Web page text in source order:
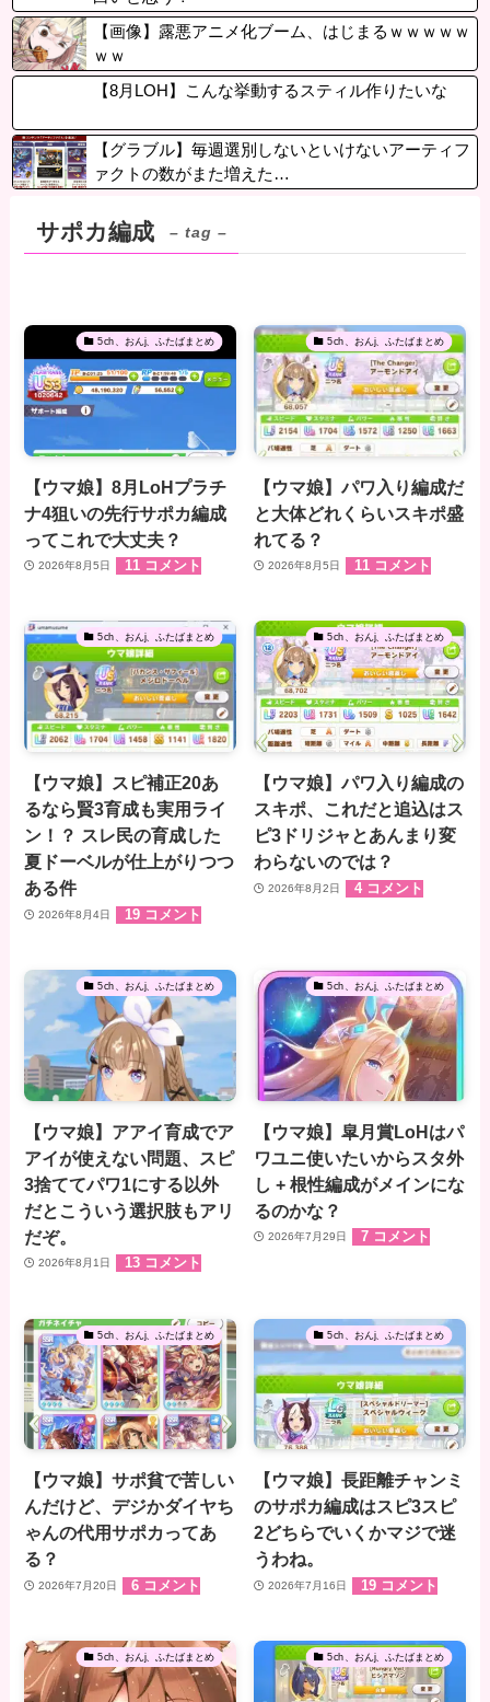
【画像】露悪アニメ化ブーム、はじまるｗｗｗｗｗ
ｗｗ
【8月LOH】こんな挙動するスティル作りたいな
【グラブル】毎週選別しないといけないアーティフ
ァクトの数がまた増えた…
サポカ編成 – tag –
5ch、おんj、ふたばまとめ
【ウマ娘】8月LoHプラチ
ナ4狙いの先行サポカ編成
ってこれで大丈夫？
2026年8月5日 11 コメント
5ch、おんj、ふたばまとめ
【ウマ娘】パワ入り編成だ
と大体どれくらいスキポ盛
れてる？
2026年8月5日 11 コメント
5ch、おんj、ふたばまとめ
【ウマ娘】スピ補正20あ
るなら賢3育成も実用ライ
ン！？ スレ民の育成した
夏ドーベルが仕上がりつつ
ある件
2026年8月4日 19 コメント
5ch、おんj、ふたばまとめ
【ウマ娘】パワ入り編成の
スキポ、これだと追込はス
ピ3ドリジャとあんまり変
わらないのでは？
2026年8月2日 4 コメント
5ch、おんj、ふたばまとめ
【ウマ娘】アアイ育成でア
アイが使えない問題、スピ
3捨ててパワ1にする以外
だとこういう選択肢もアリ
だぞ。
2026年8月1日 13 コメント
5ch、おんj、ふたばまとめ
【ウマ娘】皐月賞LoHはパ
ワユニ使いたいからスタ外
し + 根性編成がメインにな
るのかな？
2026年7月29日 7 コメント
5ch、おんj、ふたばまとめ
【ウマ娘】サポ貧で苦しい
んだけど、デジかダイヤち
ゃんの代用サポカってあ
る？
2026年7月20日 6 コメント
5ch、おんj、ふたばまとめ
【ウマ娘】長距離チャンミ
のサポカ編成はスピ3スピ
2どちらでいくかマジで迷
うわね。
2026年7月16日 19 コメント
5ch、おんj、ふたばまとめ 5ch、おんj、ふたばまとめ